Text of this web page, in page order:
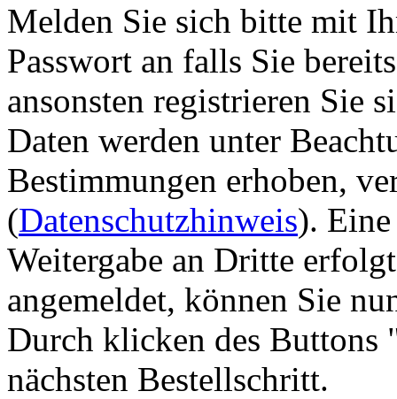
Melden Sie sich bitte mit
Passwort an falls Sie
ansonsten registrieren Sie
Daten werden unter
Bestimmungen erhoben,
(Datenschutzhinweis).
Weitergabe an Dritte
angemeldet, können Sie
Durch klicken des Buttons
nächsten Bestellschritt.